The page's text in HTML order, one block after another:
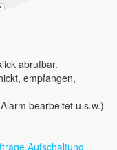
abrufbar.
empfangen,
bearbeitet u.s.w.)